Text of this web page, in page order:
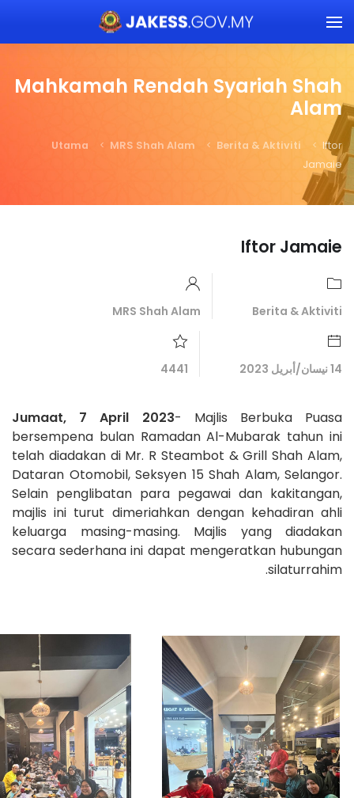
Skip to main content
Mahkamah Rendah Syariah Shah
Alam
Utama MRS Shah Alam Berita & Aktiviti
Iftor
Jamaie
Iftor Jamaie
Berita & Aktiviti
MRS Shah Alam
14 نيسان/أبريل 2023 4441
Jumaat, 7 April 2023- Majlis Berbuka Puasa
bersempena bulan Ramadan Al-Mubarak tahun ini
telah diadakan di Mr. R Steambot & Grill Shah Alam,
Dataran Otomobil, Seksyen 15 Shah Alam, Selangor.
Selain penglibatan para pegawai dan kakitangan,
majlis ini turut dimeriahkan dengan kehadiran ahli
keluarga masing-masing. Majlis yang diadakan
secara sederhana ini dapat mengeratkan hubungan
silaturrahim.